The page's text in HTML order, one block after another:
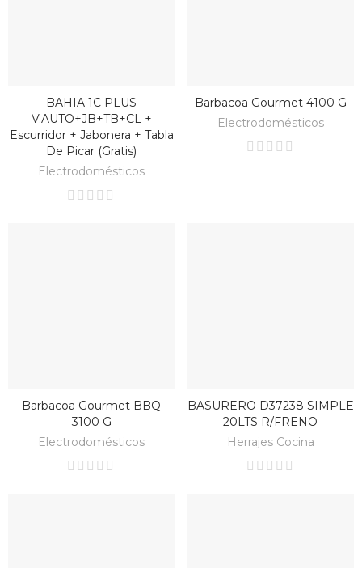
BAJO PEDIDO
BAHIA 1C PLUS
V.AUTO+JB+TB+CL +
Escurridor + Jabonera + Tabla
De Picar (gratis)
Electrodomésticos
BAJO PEDIDO
Barbacoa Gourmet 4100 G
Electrodomésticos
BAJO PEDIDO
Barbacoa Gourmet BBQ
3100 G
Electrodomésticos
BAJO PEDIDO
BASURERO D37238 SIMPLE
20LTS R/FRENO
Herrajes Cocina